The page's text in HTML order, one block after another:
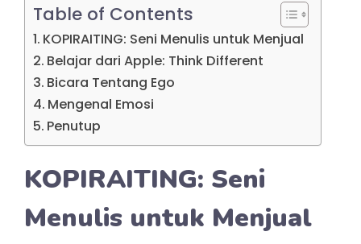
Table of Contents
KOPIRAITING: Seni Menulis untuk Menjual
Belajar dari Apple: Think Different
Bicara Tentang Ego
Mengenal Emosi
Penutup
KOPIRAITING: Seni
Menulis untuk Menjual